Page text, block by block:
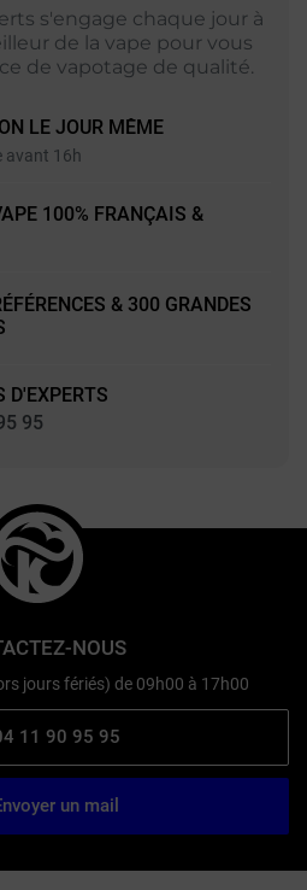
s'engage chaque jour à
de la vape pour vous
de vapotage de qualité.
LE JOUR MÊME
avant 16h
100% FRANÇAIS &
& 300 GRANDES
D'EXPERTS
95
NOUS
jours fériés) de 09h00 à 17h00
11 90 95 95
un mail